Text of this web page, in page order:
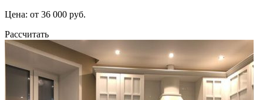
Цена: от 36 000 руб.
Рассчитать